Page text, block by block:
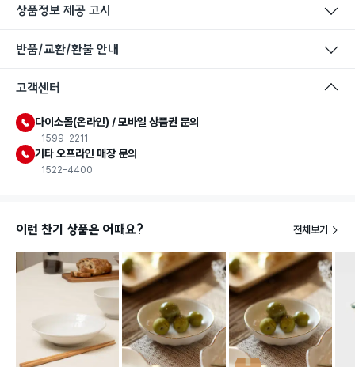
상품정보 제공 고시
반품/교환/환불 안내
고객센터
다이소몰(온라인) / 모바일 상품권 문의
1599-2211
기타 오프라인 매장 문의
1522-4400
이런 찬기 상품은 어때요? 전체보기